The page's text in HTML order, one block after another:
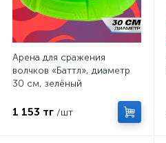
Арена для сражения
волчков «Баттл», диаметр
30 см, зелёный
1 153 тг /шт